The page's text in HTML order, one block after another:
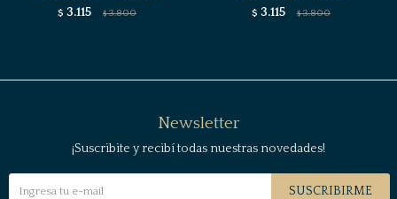
$ 3.115 $ 3.800 $ 3.115 $ 3.800
Newsletter
¡Suscribite y recibí todas nuestras novedades!
SUSCRIBIRME